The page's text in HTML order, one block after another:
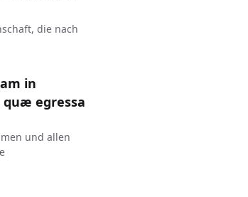
die nach
in
egressa
und allen